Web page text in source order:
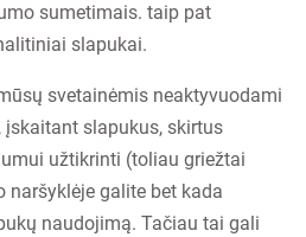
sumetimais. taip pat
slapukai.
svetainėmis neaktyvuodami
įskaitant slapukus, skirtus
užtikrinti (toliau griežtai
naršyklėje galite bet kada
naudojimą. Tačiau tai gali